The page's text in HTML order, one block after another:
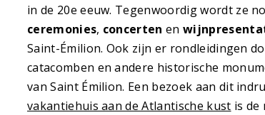
in de 20e eeuw. Tegenwoordig wordt ze
ceremonies, concerten en
Saint-Émilion. Ook zijn er rondleidingen
catacomben en andere historische
van Saint Émilion. Een bezoek aan dit
vakantiehuis aan de Atlantische kust is de